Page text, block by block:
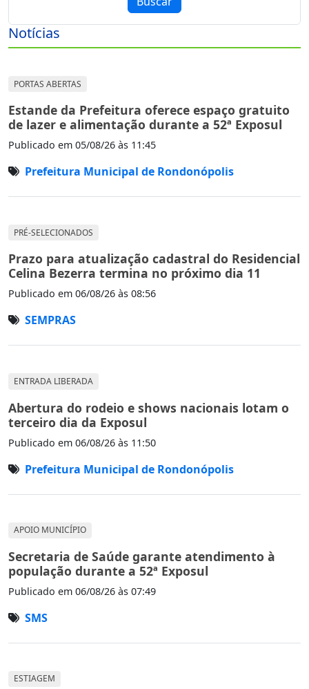
Notícias
PORTAS ABERTAS
Estande da Prefeitura oferece espaço gratuito
de lazer e alimentação durante a 52ª Exposul
Publicado em 05/08/26 às 11:45
Prefeitura Municipal de Rondonópolis
PRÉ-SELECIONADOS
Prazo para atualização cadastral do Residencial
Celina Bezerra termina no próximo dia 11
Publicado em 06/08/26 às 08:56
SEMPRAS
ENTRADA LIBERADA
Abertura do rodeio e shows nacionais lotam o
terceiro dia da Exposul
Publicado em 06/08/26 às 11:50
Prefeitura Municipal de Rondonópolis
APOIO MUNICÍPIO
Secretaria de Saúde garante atendimento à
população durante a 52ª Exposul
Publicado em 06/08/26 às 07:49
SMS
ESTIAGEM